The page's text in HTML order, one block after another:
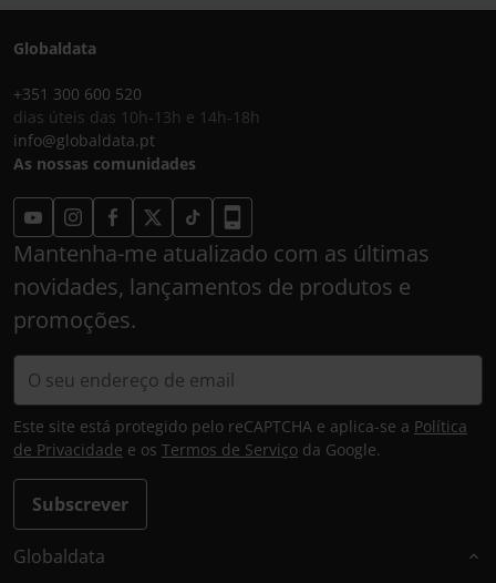
Globaldata
+351 300 600 520
dias úteis das 10h-13h e 14h-18h
info@globaldata.pt
As nossas comunidades
Mantenha-me atualizado com as últimas
novidades, lançamentos de produtos e
promoções.
Subscrever
Este site está protegido pelo reCAPTCHA e aplica-se a Política
de Privacidade e os Termos de Serviço da Google.
Globaldata